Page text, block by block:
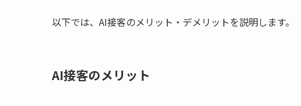
以下では、AI接客のメリット・デメリットを説明します。
AI接客のメリット